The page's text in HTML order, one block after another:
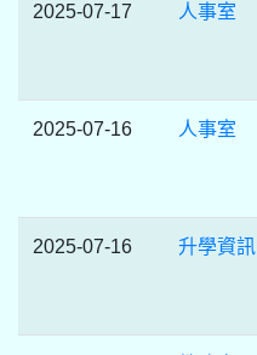
2025-07-17 人事室
2025-07-16 人事室
2025-07-16 升學資訊